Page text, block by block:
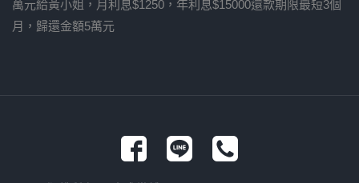
萬元給黃小姐，月利息$1250，年利息$15000還款期限最短3個
月，歸還金額5萬元